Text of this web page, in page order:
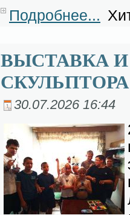
Подробнее...
ВЫСТАВКА
СКУЛЬПТОРА
30.07.2026 16:44